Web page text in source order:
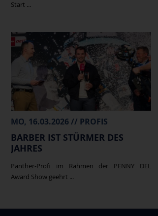
Start ...
MO, 16.03.2026 // PROFIS
BARBER IST STÜRMER DES
JAHRES
Panther-Profi im Rahmen der PENNY DEL
Award Show geehrt ...